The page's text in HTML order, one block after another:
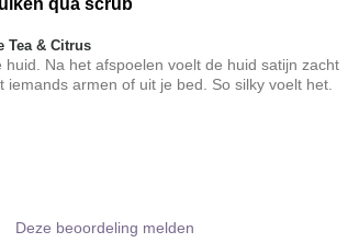
Tea & Citrus
Na het afspoelen voelt de huid satijn zacht
armen of uit je bed. So silky voelt het.
Deze beoordeling melden